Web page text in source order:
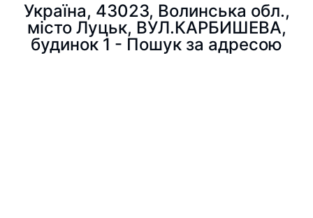
Україна, 43023, Волинська обл.,
місто Луцьк, ВУЛ.КАРБИШЕВА,
будинок 1 - Пошук за адресою